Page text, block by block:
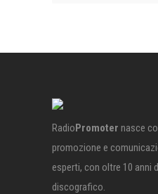
RadioPromoter nasce
promozione e
esperti, con oltre 10 anni
discografico.